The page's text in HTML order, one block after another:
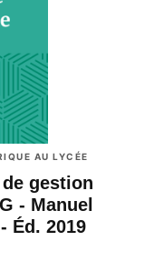
AU LYCÉE
gestion
- Manuel
Éd. 2019